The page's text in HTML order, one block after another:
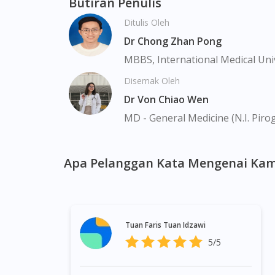
Newton, Novena, Orchard, Pasir Ris,
Serangoon, Serangoon Rd, Seletar,
Upper Bukit Timah, Upper Thomson,
Ditulis Oleh
Dr Chong Zhan Pong
MBBS, International Medical
Disemak Oleh
Dr Von Chiao Wen
MD - General Medicine (N.I.
Apa Pelanggan Kata Mengenai
Tuan Faris Tuan Idzawi
5/5